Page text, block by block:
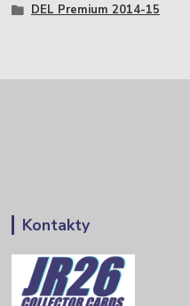
DEL Premium 2014-15
Kontakty